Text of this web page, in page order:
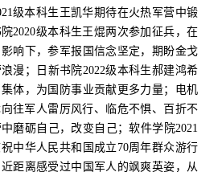
级本科生王凯华期待在火热军营中锻
2020级本科生王焜两次参加征兵，在
响下，参军报国信念坚定，期盼金戈
漫；日新书院2022级本科生郝建鸿希
体，为国防事业贡献更多力量；电机
往军人雷厉风行、临危不惧、百折不
磨砺自己，改变自己；软件学院2021
中华人民共和国成立70周年群众游行
距离感受过中国军人的飒爽英姿，从